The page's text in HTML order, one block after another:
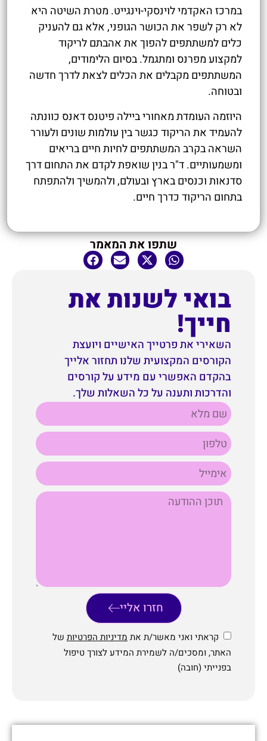
במרכז האקדמי לוינסקי-וינגייט. מטרת השיטה היא
לא רק לשפר את הכושר הגופני, אלא גם להעניק
כלים למשתתפים להפוך את אהבתם לריקוד
למקצוע מפרנס ומתגמל. בסיום הלימודים,
המשתתפים מקבלים את הכלים לצאת לדרך חדשה
ובטוחה.
היוזמה העומדת מאחורי ביילה פיטנס דאנס כוונתה
להעמיד את הריקוד כגשר בין עולמות שונים ולעורר
השראה בקרב המשתתפים לחיות חיים בריאים
ומשמעותיים. ד"ר בנין שואפת לקדם את התחום דרך
סדנאות וכנסים בארץ ובעולם, ולהמשיך ולהתפתח
בתחום הריקוד כדרך חיים.
שתפו את המאמר
בואי לשנות את
חייך!
השאירי את פרטייך האישיים ויועצת
הקורסים המקצועית שלנו תחזור אלייך
בהקדם האפשרי עם מידע על קורסים
והדרכות ותענה על כל השאלות שלך.
חזרו אליי
קראתי ואני מאשר/ת אתמדיניות הפרטיות של
האתר, ומסכים/ה לשמירת המידע לצורך טיפול
בפנייתי (חובה)